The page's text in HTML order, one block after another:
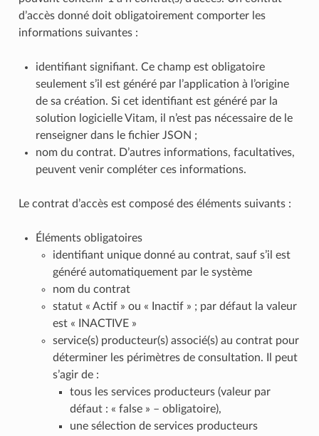
d’accès donné doit obligatoirement comporter les
informations suivantes :
identifiant signifiant. Ce champ est obligatoire
seulement s’il est généré par l’application à l’origine
de sa création. Si cet identifiant est généré par la
solution logicielle Vitam, il n’est pas nécessaire de le
renseigner dans le fichier JSON ;
nom du contrat. D’autres informations, facultatives,
peuvent venir compléter ces informations.
Le contrat d’accès est composé des éléments suivants :
Éléments obligatoires
identifiant unique donné au contrat, sauf s’il est
généré automatiquement par le système
nom du contrat
statut « Actif » ou « Inactif » ; par défaut la valeur
est « INACTIVE »
service(s) producteur(s) associé(s) au contrat pour
déterminer les périmètres de consultation. Il peut
s’agir de :
tous les services producteurs (valeur par
défaut : « false » – obligatoire),
une sélection de services producteurs